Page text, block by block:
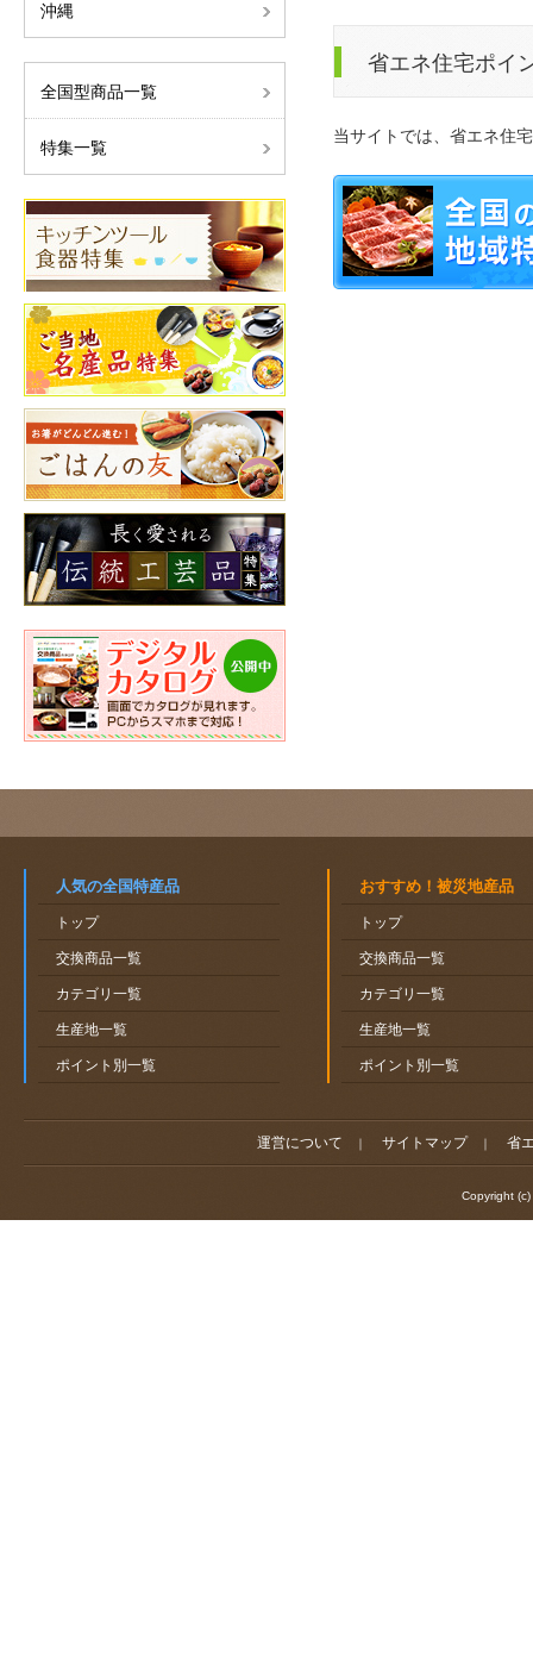
省エネ住宅ポイ
当サイトでは、省エネ住
沖縄
全国型商品一覧
特集一覧
人気の全国特産品
トップ
交換商品一覧
カテゴリ一覧
生産地一覧
ポイント別一覧
おすすめ！被災地産品
トップ
交換商品一覧
カテゴリ一覧
生産地一覧
ポイント別一覧
運営について ｜ サイトマップ ｜ 省
Copyright